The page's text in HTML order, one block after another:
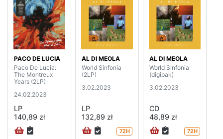
PACO DE LUCIA
Paco De Lucia:
The Montreux
Years (2LP)
24.02.2023
LP
140,89 zł
AL DI MEOLA
World Sinfonia
(2LP)
3.02.2023
LP
132,89 zł
72H
AL DI MEOLA
World Sinfonia
(digipak)
3.02.2023
CD
48,89 zł
72H